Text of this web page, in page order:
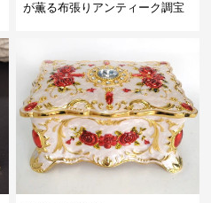
が薫る布張りアンティーク調宝